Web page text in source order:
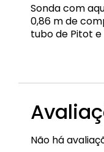
Sonda com
0,86 m de
tubo de Pitot
Não há